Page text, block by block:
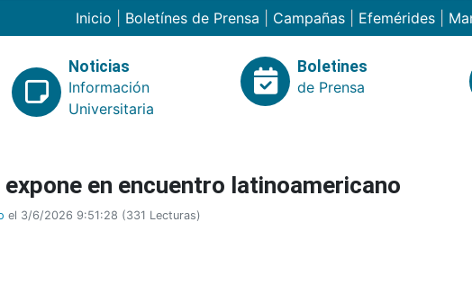
Inicio Boletínes de Prensa Campañas Efemérides
Noticias
Información
Universitaria
Boletines
de Prensa
en encuentro latinoamericano
el 3/6/2026 9:51:28 (331 Lecturas)